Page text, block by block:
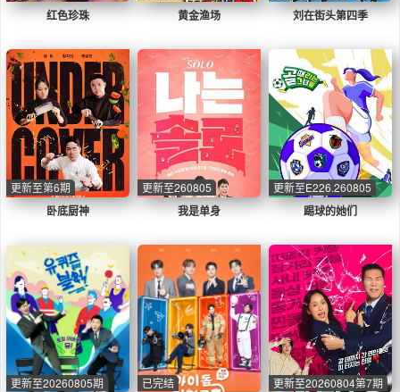
红色珍珠 黄金渔场 刘在街头第四季
卧底厨神
更新至第6期
我是单身
更新至260805
踢球的她们
更新至E226.260805
更新至20260805期 已完结 更新至20260804第7期